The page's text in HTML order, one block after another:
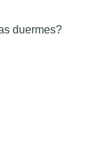
duermes?